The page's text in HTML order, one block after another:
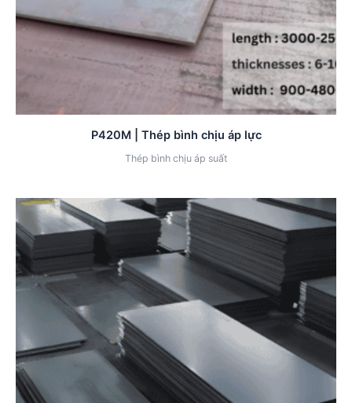
P420M | Thép bình chịu áp lực
Thép bình chịu áp suất